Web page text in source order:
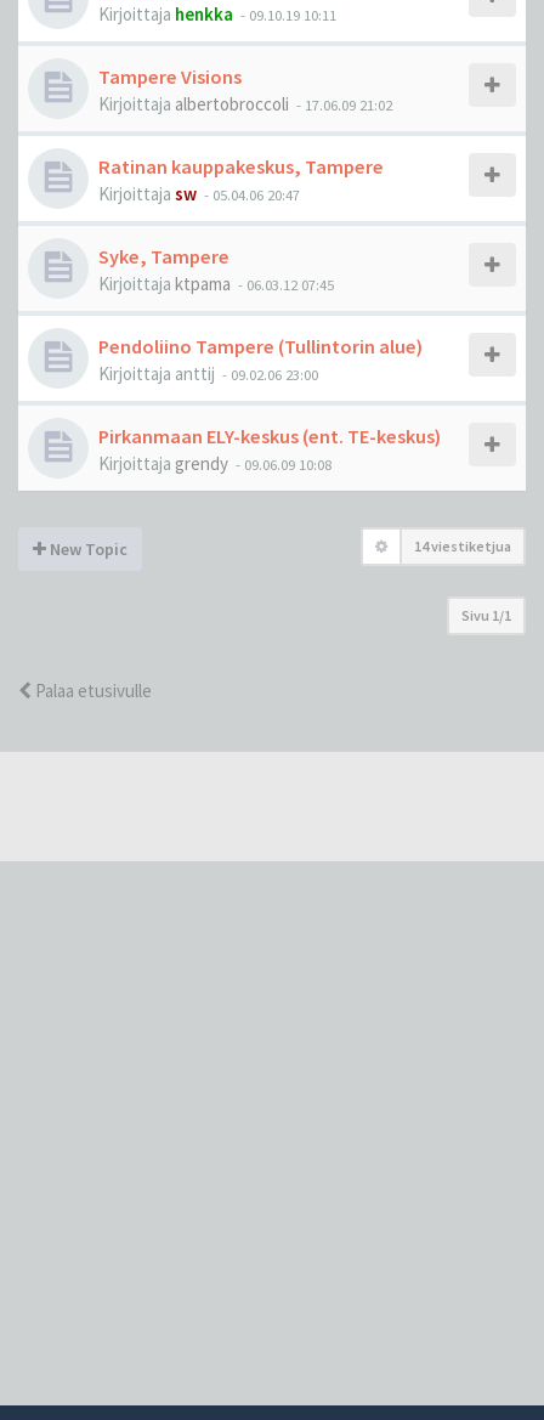
Kirjoittaja henkka - 09.10.19 10:11
Tampere Visions
Kirjoittaja albertobroccoli - 17.06.09 21:02
Ratinan kauppakeskus, Tampere
Kirjoittaja sw - 05.04.06 20:47
Syke, Tampere
Kirjoittaja ktpama - 06.03.12 07:45
Pendoliino Tampere (Tullintorin alue)
Kirjoittaja anttij - 09.02.06 23:00
Pirkanmaan ELY-keskus (ent. TE-keskus)
Kirjoittaja grendy - 09.06.09 10:08
New Topic 14 viestiketjua
Sivu 1/1
Palaa etusivulle